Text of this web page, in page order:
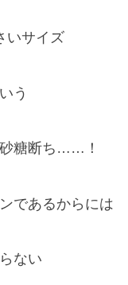
いサイズ
う
糖断ち……！
であるからには
ない